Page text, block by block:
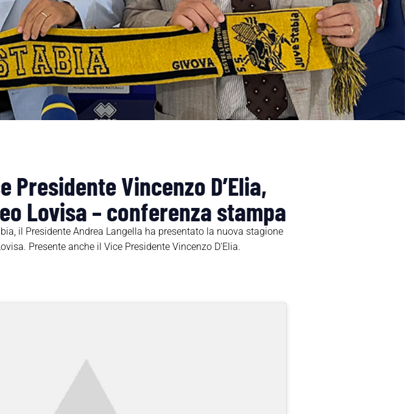
Vincenzo D’Elia,
Lovisa – conferenza stampa
il Presidente Andrea Langella ha presentato la nuova stagione
Presente anche il Vice Presidente Vincenzo D’Elia.